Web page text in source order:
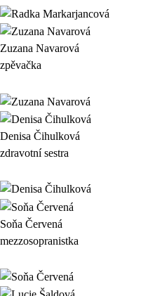
Zuzana Navarová
zpěvačka
Denisa Čihulková
zdravotní sestra
Soňa Červená
mezzosopranistka